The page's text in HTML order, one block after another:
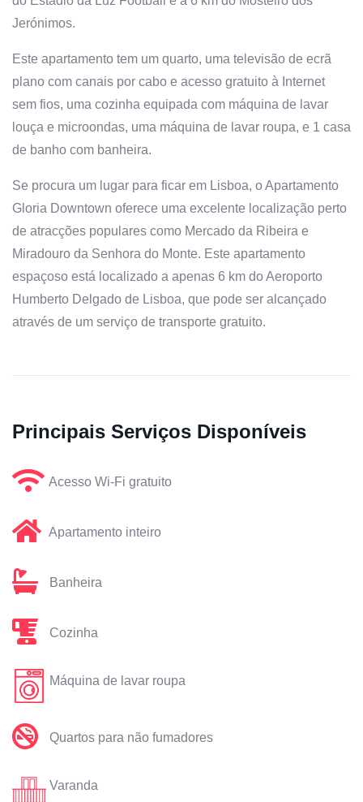
Jerónimos.
Este apartamento tem um quarto, uma televisão de ecrã
plano com canais por cabo e acesso gratuito à Internet
sem fios, uma cozinha equipada com máquina de lavar
louça e microondas, uma máquina de lavar roupa, e 1 casa
de banho com banheira.
Se procura um lugar para ficar em Lisboa, o Apartamento
Gloria Downtown oferece uma excelente localização perto
de atracções populares como Mercado da Ribeira e
Miradouro da Senhora do Monte. Este apartamento
espaçoso está localizado a apenas 6 km do Aeroporto
Humberto Delgado de Lisboa, que pode ser alcançado
através de um serviço de transporte gratuito.
Principais Serviços Disponíveis
Acesso Wi-Fi gratuito
Apartamento inteiro
Banheira
Cozinha
Máquina de lavar roupa
Quartos para não fumadores
Varanda